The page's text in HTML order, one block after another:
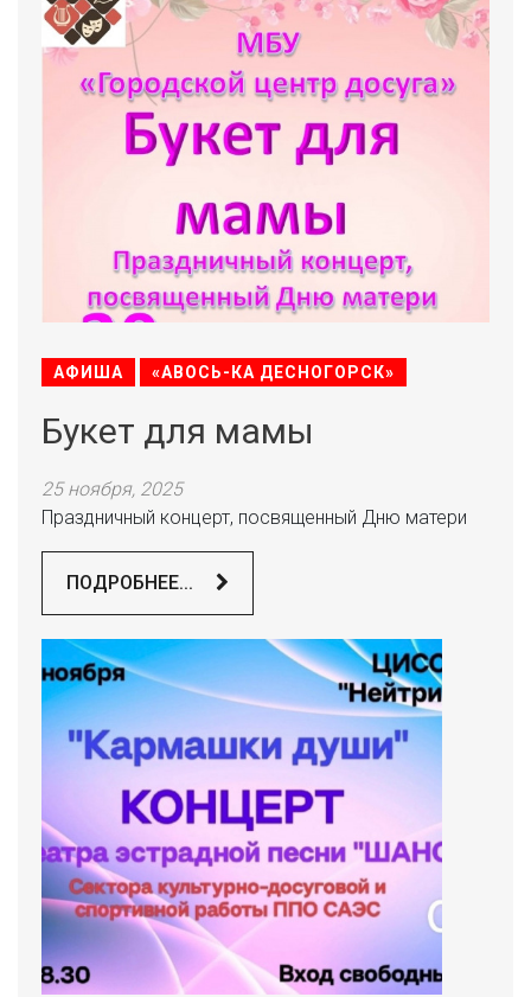
АФИША «АВОСЬ-КА ДЕСНОГОРСК»
Букет для мамы
25 ноября, 2025
Праздничный концерт, посвященный Дню матери
ПОДРОБНЕЕ...